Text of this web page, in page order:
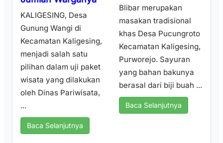
KALIGESING, Desa
Gunung Wangi di
Kecamatan Kaligesing,
menjadi salah satu
pilihan dalam uji paket
wisata yang dilakukan
oleh Dinas Pariwisata,
...
Baca Selanjutnya
Blibar merupakan
masakan tradisional
khas Desa Pucungroto
Kecamatan Kaligesing,
Purworejo. Sayuran
yang bahan bakunya
berasal dari biji buah ...
Baca Selanjutnya